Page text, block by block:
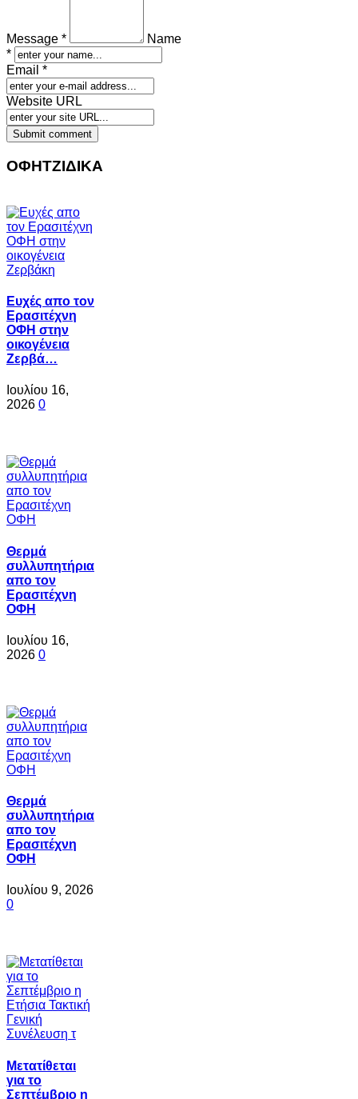
Message *
Name
*
Email *
Website URL
ΟΦΗΤΖΙΔΙΚΑ
Ευχές απο τον
Ερασιτέχνη
ΟΦΗ στην
οικογένεια
Ζερβά…
Ιουλίου 16,
2026 0
Θερμά
συλλυπητήρια
απο τον
Ερασιτέχνη
ΟΦΗ
Ιουλίου 16,
2026 0
Θερμά
συλλυπητήρια
απο τον
Ερασιτέχνη
ΟΦΗ
Ιουλίου 9, 2026
0
Μετατίθεται
για το
Σεπτέμβριο η